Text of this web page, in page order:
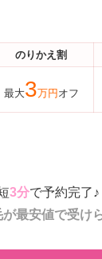
のりかえ割
最大3万円 オフ
3分で予約完了♪
が最安値で受け